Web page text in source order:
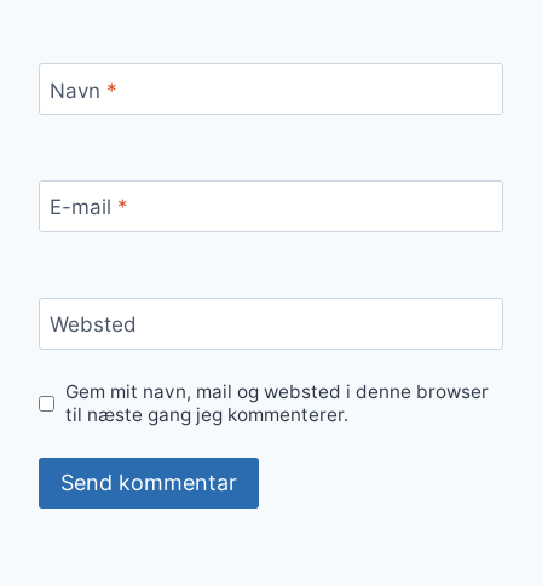
Navn *
E-mail *
Websted
Gem mit navn, mail og websted i denne browser
til næste gang jeg kommenterer.